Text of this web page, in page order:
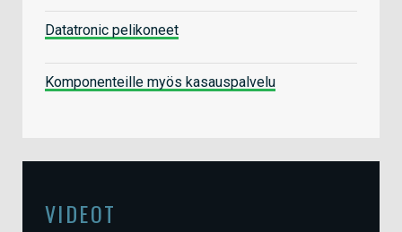
Datatronic pelikoneet
Komponenteille myös kasauspalvelu
VIDEOT